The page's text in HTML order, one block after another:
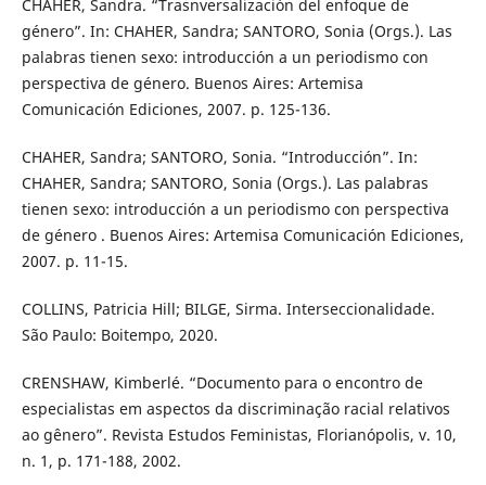
CHAHER, Sandra. “Trasnversalización del enfoque de
género”. In: CHAHER, Sandra; SANTORO, Sonia (Orgs.). Las
palabras tienen sexo: introducción a un periodismo con
perspectiva de género. Buenos Aires: Artemisa
Comunicación Ediciones, 2007. p. 125-136.
CHAHER, Sandra; SANTORO, Sonia. “Introducción”. In:
CHAHER, Sandra; SANTORO, Sonia (Orgs.). Las palabras
tienen sexo: introducción a un periodismo con perspectiva
de género . Buenos Aires: Artemisa Comunicación Ediciones,
2007. p. 11-15.
COLLINS, Patricia Hill; BILGE, Sirma. Interseccionalidade.
São Paulo: Boitempo, 2020.
CRENSHAW, Kimberlé. “Documento para o encontro de
especialistas em aspectos da discriminação racial relativos
ao gênero”. Revista Estudos Feministas, Florianópolis, v. 10,
n. 1, p. 171-188, 2002.